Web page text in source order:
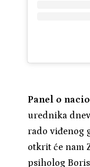
Panel o
urednika
rado viđenog
otkrit će nam
psiholog